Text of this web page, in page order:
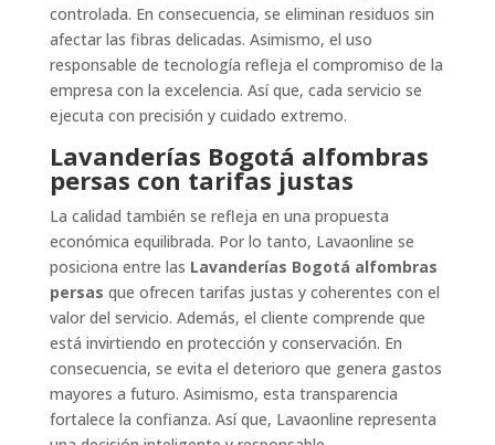
controlada. En consecuencia, se eliminan residuos sin
afectar las fibras delicadas. Asimismo, el uso
responsable de tecnología refleja el compromiso de la
empresa con la excelencia. Así que, cada servicio se
ejecuta con precisión y cuidado extremo.
Lavanderías Bogotá alfombras
persas con tarifas justas
La calidad también se refleja en una propuesta
económica equilibrada. Por lo tanto, Lavaonline se
posiciona entre las Lavanderías Bogotá alfombras
persas que ofrecen tarifas justas y coherentes con el
valor del servicio. Además, el cliente comprende que
está invirtiendo en protección y conservación. En
consecuencia, se evita el deterioro que genera gastos
mayores a futuro. Asimismo, esta transparencia
fortalece la confianza. Así que, Lavaonline representa